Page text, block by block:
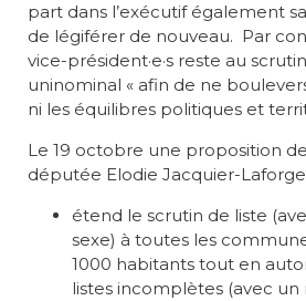
part dans l’exécutif également
de légiférer de nouveau. Par
vice-président·e·s reste au
uninominal « afin de ne
ni les équilibres politiques et
Le 19 octobre une proposition
députée Elodie Jacquier-Laforge
étend le scrutin de liste
sexe) à toutes les
1000 habitants tout en
listes incomplètes (avec